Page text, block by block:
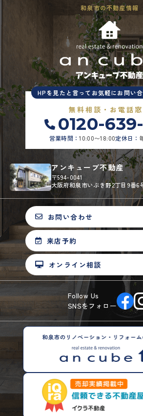
和泉市の不動産情報
HPを見たと言ってお気軽にお問い
無料相談・お電話窓
0120-
営業時間：10:00〜18:00定休日：
アンキューブ不動産
〒594-0041
大阪府和泉市いぶき野2丁目9番6
お問い合わせ
来店予約
オンライン相談
Follow Us
SNSをフォロー